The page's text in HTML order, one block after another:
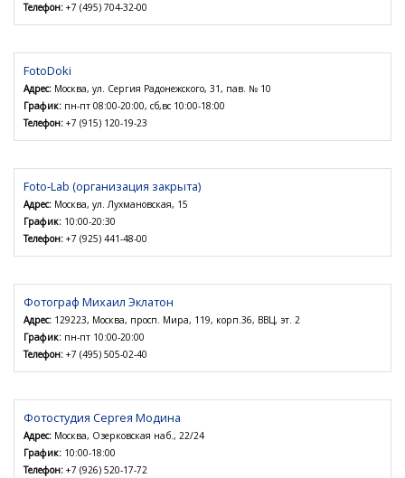
Телефон: +7 (495) 704-32-00
FotoDoki
Адрес: Москва, ул. Сергия Радонежского, 31, пав. № 10
График: пн-пт 08:00-20:00, сб,вс 10:00-18:00
Телефон: +7 (915) 120-19-23
Foto-Lab (организация закрыта)
Адрес: Москва, ул. Лухмановская, 15
График: 10:00-20:30
Телефон: +7 (925) 441-48-00
Фотограф Михаил Эклатон
Адрес: 129223, Москва, просп. Мира, 119, корп.36, ВВЦ, эт. 2
График: пн-пт 10:00-20:00
Телефон: +7 (495) 505-02-40
Фотостудия Сергея Модина
Адрес: Москва, Озерковская наб., 22/24
График: 10:00-18:00
Телефон: +7 (926) 520-17-72